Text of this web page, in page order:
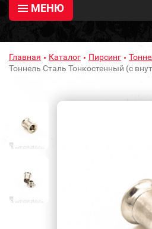
МЕНЮ
Главная Каталог Пирсинг
Тоннель Сталь Тонкостенный (с